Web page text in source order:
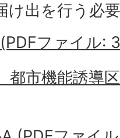
け出を行う必
ファイル:
都市機能誘導